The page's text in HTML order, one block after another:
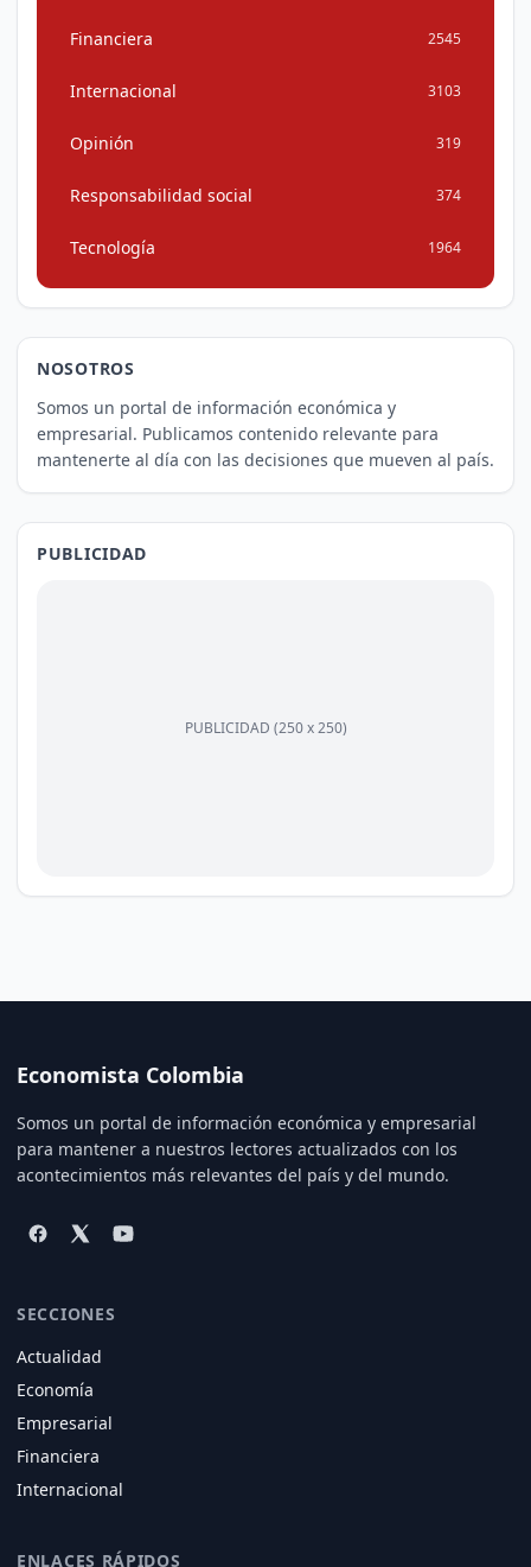
Financiera 2545
Internacional 3103
Opinión 319
Responsabilidad social 374
Tecnología 1964
NOSOTROS
Somos un portal de información económica y
empresarial. Publicamos contenido relevante para
mantenerte al día con las decisiones que mueven al país.
PUBLICIDAD
PUBLICIDAD (250 x 250)
Economista Colombia
Somos un portal de información económica y empresarial
para mantener a nuestros lectores actualizados con los
acontecimientos más relevantes del país y del mundo.
SECCIONES
Actualidad
Economía
Empresarial
Financiera
Internacional
ENLACES RÁPIDOS